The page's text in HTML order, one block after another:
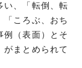
い、「転倒、転
「ころぶ、おち
例（表面）とそ
がまとめられて